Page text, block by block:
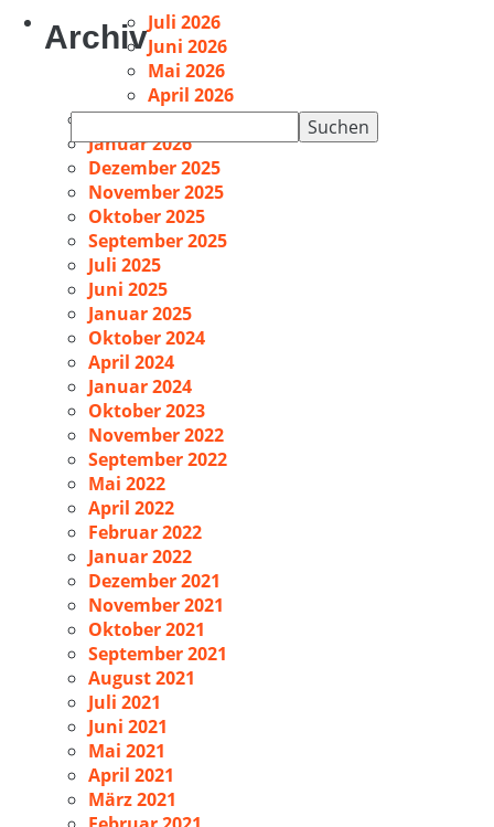
Suchen
nach:
ArchivJuli 2026
Juni 2026
Mai 2026
April 2026
Februar 2026
Januar 2026
Dezember 2025
November 2025
Oktober 2025
September 2025
Juli 2025
Juni 2025
Januar 2025
Oktober 2024
April 2024
Januar 2024
Oktober 2023
November 2022
September 2022
Mai 2022
April 2022
Februar 2022
Januar 2022
Dezember 2021
November 2021
Oktober 2021
September 2021
August 2021
Juli 2021
Juni 2021
Mai 2021
April 2021
März 2021